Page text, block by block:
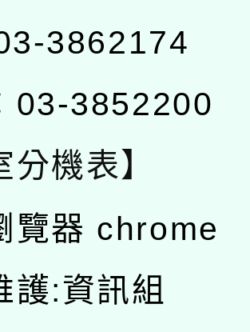
3862174
03-3852200
分機表】
覽器 chrome
護:資訊組